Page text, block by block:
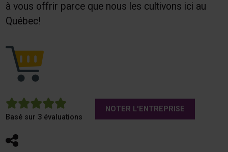
à vous offrir parce que nous les cultivons ici au
Québec!
5
Basé sur 3 évaluations
NOTER L'ENTREPRISE
Partager